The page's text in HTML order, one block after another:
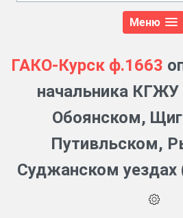
Меню
ГАКО-Курск ф.1663
начальника
Обоянском,
Путивльском,
Суджанском уездах